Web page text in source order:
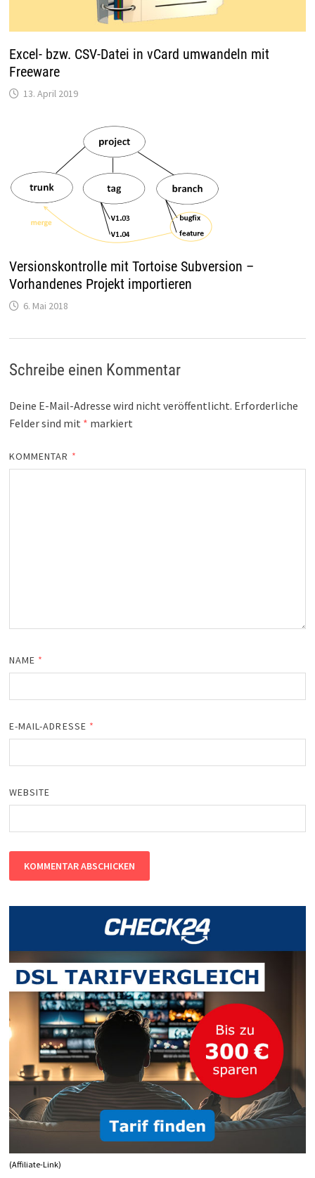
Excel- bzw. CSV-Datei in vCard umwandeln mit
Freeware
13. April 2019
Versionskontrolle mit Tortoise Subversion –
Vorhandenes Projekt importieren
6. Mai 2018
Schreibe einen Kommentar
Deine E-Mail-Adresse wird nicht veröffentlicht. Erforderliche
Felder sind mit * markiert
KOMMENTAR *
NAME *
E-MAIL-ADRESSE *
WEBSITE
(Affiliate-Link)